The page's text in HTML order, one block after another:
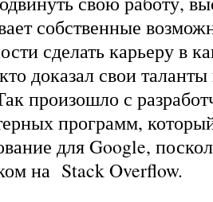
собственные
сделать карьеру в
доказал свои
произошло с
программ,
для Google,
на Stack Overflow.